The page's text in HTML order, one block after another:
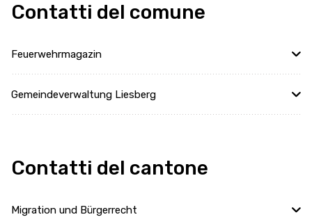
Contatti del comune
Feuerwehrmagazin
Gemeindeverwaltung Liesberg
Contatti del cantone
Migration und Bürgerrecht